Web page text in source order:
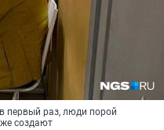
первый раз, люди порой
создают